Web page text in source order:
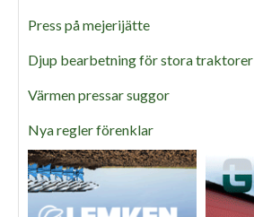
Press på mejerijätte
Djup bearbetning för stora traktorer
Värmen pressar suggor
Nya regler förenklar